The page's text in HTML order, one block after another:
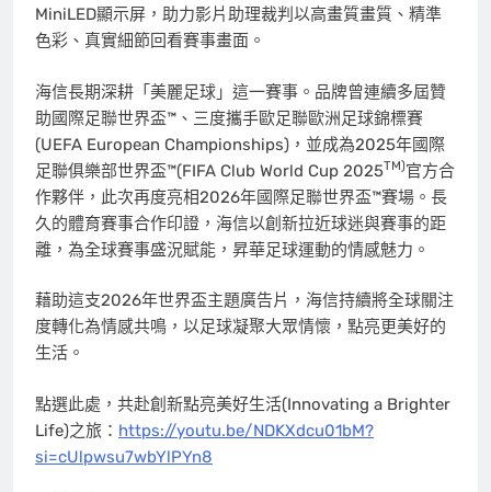
MiniLED顯示屏，助力影片助理裁判以高畫質畫質、精準
色彩、真實細節回看賽事畫面。
海信長期深耕「美麗足球」這一賽事。品牌曾連續多屆贊
助國際足聯世界盃™、三度攜手歐足聯歐洲足球錦標賽
(UEFA European Championships)，並成為2025年國際
足聯俱樂部世界盃™(FIFA Club World Cup 2025TM)官方合
作夥伴，此次再度亮相2026年國際足聯世界盃™賽場。長
久的體育賽事合作印證，海信以創新拉近球迷與賽事的距
離，為全球賽事盛況賦能，昇華足球運動的情感魅力。
藉助這支2026年世界盃主題廣告片，海信持續將全球關注
度轉化為情感共鳴，以足球凝聚大眾情懷，點亮更美好的
生活。
點選此處，共赴創新點亮美好生活(Innovating a Brighter
Life)之旅： https://youtu.be/NDKXdcu01bM?
si=cUlpwsu7wbYlPYn8